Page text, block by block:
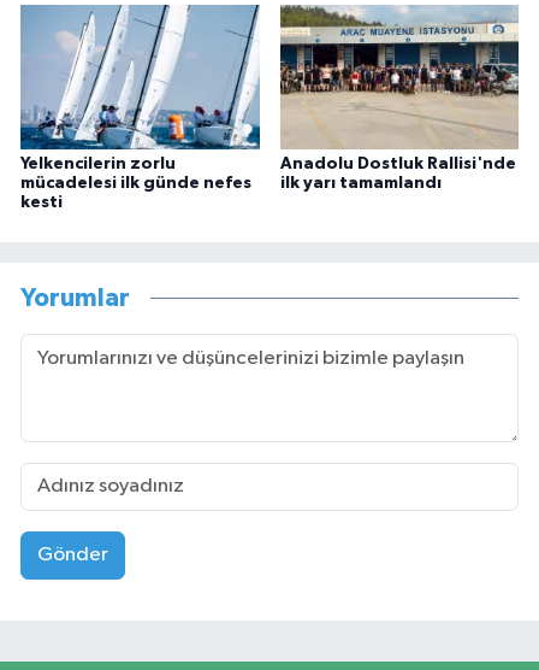
Yelkencilerin zorlu
mücadelesi ilk günde nefes
kesti
Anadolu Dostluk Rallisi'nde
ilk yarı tamamlandı
Yorumlar
Gönder